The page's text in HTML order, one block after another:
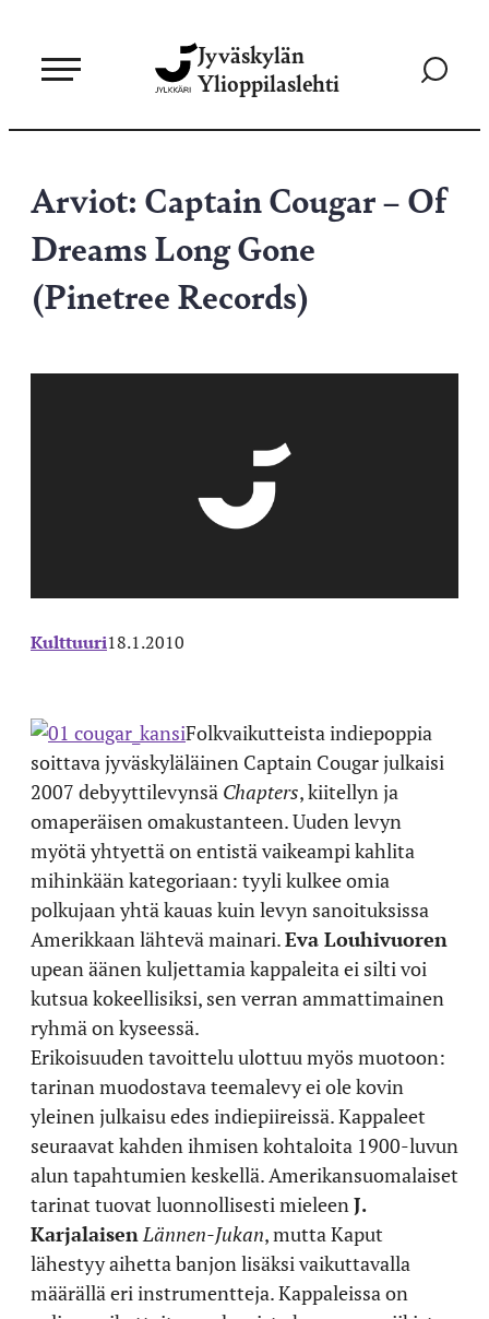
sisältöön
Jyväskylän
Ylioppilaslehti
Siirry
Arviot: Captain Cougar – Of
Dreams Long Gone
(Pinetree Records)
Kulttuuri18.1.2010
Folkvaikutteista indiepoppia
soittava jyväskyläläinen Captain Cougar julkaisi
2007 debyyttilevynsä Chapters, kiitellyn ja
omaperäisen omakustanteen. Uuden levyn
myötä yhtyettä on entistä vaikeampi kahlita
mihinkään kategoriaan: tyyli kulkee omia
polkujaan yhtä kauas kuin levyn sanoituksissa
Amerikkaan lähtevä mainari.Eva Louhivuoren
upean äänen kuljettamia kappaleita ei silti voi
kutsua kokeellisiksi, sen verran ammattimainen
ryhmä on kyseessä.
Erikoisuuden tavoittelu ulottuu myös muotoon:
tarinan muodostava teemalevy ei ole kovin
yleinen julkaisu edes indiepiireissä. Kappaleet
seuraavat kahden ihmisen kohtaloita 1900-luvun
alun tapahtumien keskellä. Amerikansuomalaiset
tarinat tuovat luonnollisesti mieleen J.
Karjalaisen Lännen-Jukan, mutta Kaput
lähestyy aihetta banjon lisäksi vaikuttavalla
määrällä eri instrumentteja. Kappaleissa on